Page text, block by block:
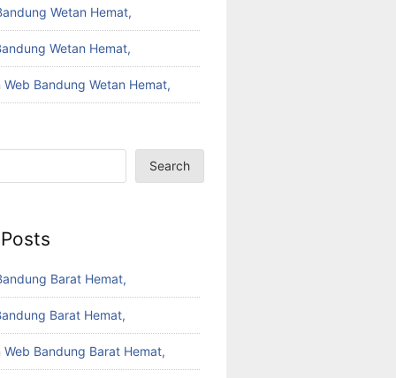
Wetan Hemat,
Wetan Hemat,
Bandung Wetan Hemat,
Search
Barat Hemat,
Barat Hemat,
Bandung Barat Hemat,